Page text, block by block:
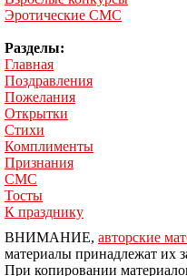
Эротические СМС
Разделы:
Главная
Поздравления
Пожелания
Открытки
Стихи
Комплименты
Признания
СМС
Тосты
К празднику
ВНИМАНИЕ, авторские
материалы принадлежат их
При копировании